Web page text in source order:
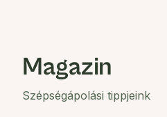
Magazin
Szépségápolási tippjeink